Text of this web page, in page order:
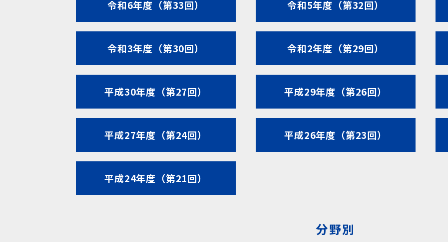
令和6年度（第33回） 令和5年度（第32回）
令和3年度（第30回） 令和2年度（第29回）
平成30年度（第27回） 平成29年度（第26回）
平成27年度（第24回） 平成26年度（第23回）
平成24年度（第21回）
分野別